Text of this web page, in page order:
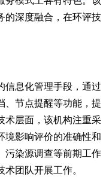
的深度融合，在环评技
信息化管理手段，通过
、节点提醒等功能，提
术层面，该机构注重采
境影响评价的准确性和
污染源调查等前期工作
团队开展工作。